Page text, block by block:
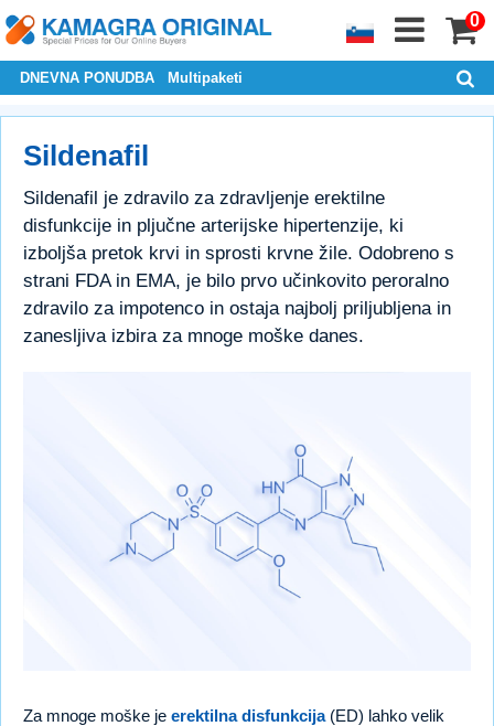
0
DNEVNA PONUDBA Multipaketi
Sildenafil
Sildenafil je zdravilo za zdravljenje erektilne
disfunkcije in pljučne arterijske hipertenzije, ki
izboljša pretok krvi in sprosti krvne žile. Odobreno s
strani FDA in EMA, je bilo prvo učinkovito peroralno
zdravilo za impotenco in ostaja najbolj priljubljena in
zanesljiva izbira za mnoge moške danes.
Za mnoge moške je erektilna disfunkcija(ED) lahko velik